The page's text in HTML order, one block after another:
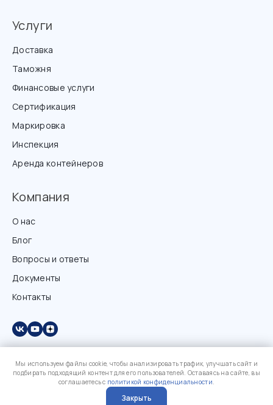
Услуги
Доставка
Таможня
Финансовые услуги
Сертификация
Маркировка
Инспекция
Аренда контейнеров
Компания
О нас
Блог
Вопросы и ответы
Документы
Контакты
Мы используем файлы cookie, чтобы анализировать трафик, улучшать сайт и
подбирать подходящий контент для его пользователей. Оставаясь на сайте, вы
соглашаетесь с политикой конфиденциальности.
Закрыть